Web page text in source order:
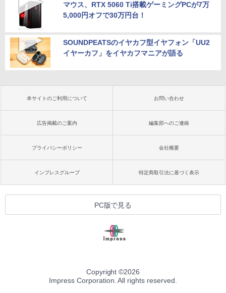
マウス、RTX 5060 Ti搭載ゲーミングPCが7万
5,000円オフで30万円台！
SOUNDPEATSのイヤカフ型イヤフォン「UU2
イヤーカフ」をイヤカフマニアが語る
本サイトのご利用について お問い合わせ
広告掲載のご案内 編集部へのご連絡
プライバシーポリシー 会社概要
インプレスグループ 特定商取引法に基づく表示
PC版で見る
Copyright ©2026
Impress Corporation. All rights reserved.